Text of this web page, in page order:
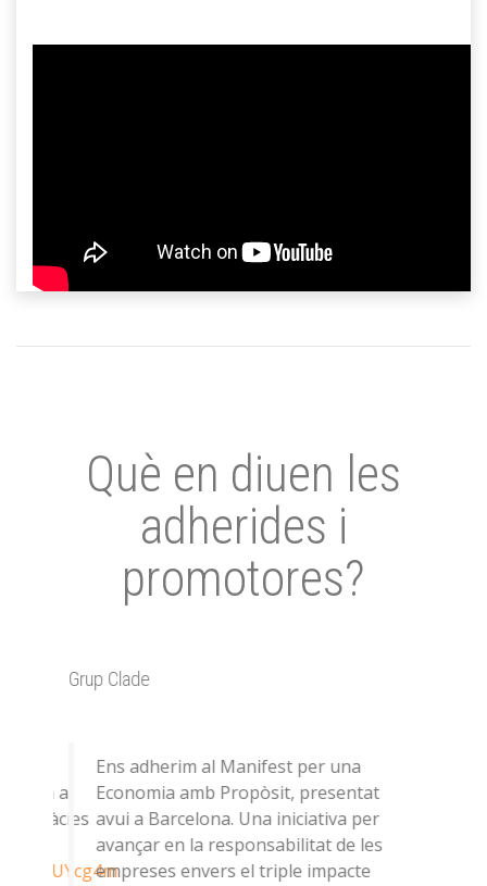
Què en diuen les
adherides i
promotores?
a
Gràcies
Grup Clade
Ens adherim al Manifest per una
Economia amb Propòsit, presentat
avui a Barcelona. Una iniciativa per
avançar en la responsabilitat de les
empreses envers el triple impacte